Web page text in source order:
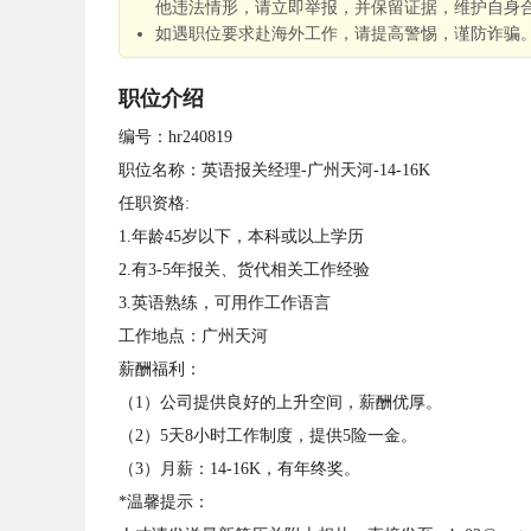
他违法情形，请立即举报，并保留证据，维护自身
如遇职位要求赴海外工作，请提高警惕，谨防诈骗。
职位介绍
编号：hr240819
职位名称：英语报关经理-广州天河-14-16K
任职资格:
1.年龄45岁以下，本科或以上学历
2.有3-5年报关、货代相关工作经验
3.英语熟练，可用作工作语言
工作地点：广州天河
薪酬福利：
（1）公司提供良好的上升空间，薪酬优厚。
（2）5天8小时工作制度，提供5险一金。
（3）月薪：14-16K，有年终奖。
*温馨提示：